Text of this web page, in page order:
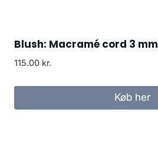
Blush: Macramé cord 3 mm
115.00 kr.
Køb her